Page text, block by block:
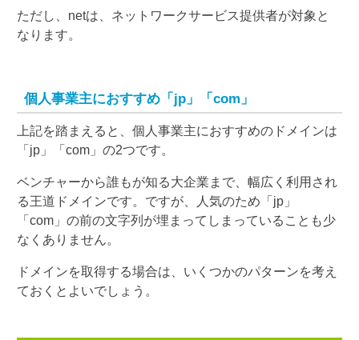
ただし、netは、ネットワークサービス提供者が対象と
なります。
個人事業主におすすめ「jp」「com」
上記を踏まえると、個人事業主におすすめのドメインは
「jp」「com」の2つです。
ベンチャーから誰もが知る大企業まで、幅広く利用され
る王道ドメインです。ですが、人気のため「jp」
「com」の前の文字列が埋まってしまっていることも少
なくありません。
ドメインを取得する場合は、いくつかのパターンを考え
ておくとよいでしょう。